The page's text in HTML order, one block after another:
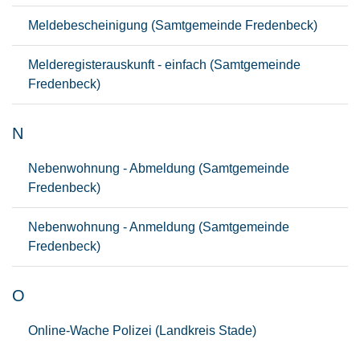
Meldebescheinigung (Samtgemeinde Fredenbeck)
Melderegisterauskunft - einfach (Samtgemeinde
Fredenbeck)
N
Nebenwohnung - Abmeldung (Samtgemeinde
Fredenbeck)
Nebenwohnung - Anmeldung (Samtgemeinde
Fredenbeck)
O
Online-Wache Polizei (Landkreis Stade)